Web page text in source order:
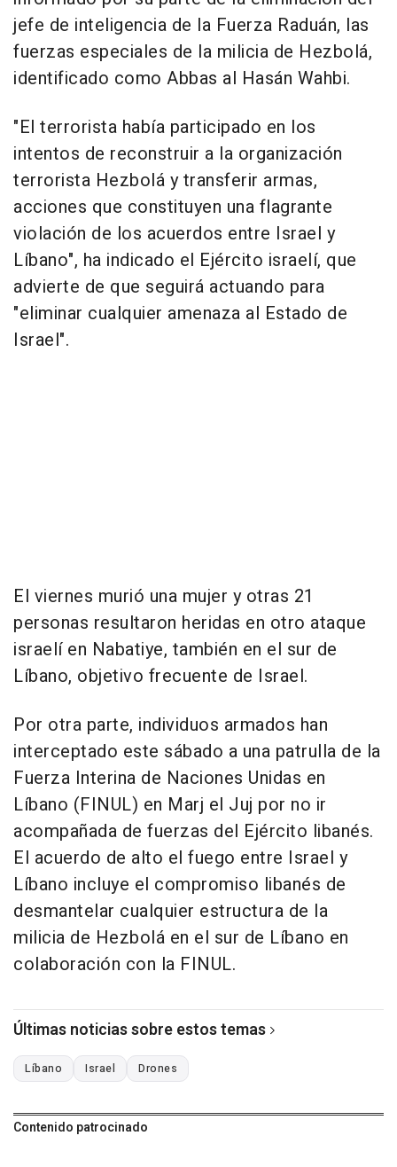
jefe de inteligencia de la Fuerza Raduán, las
fuerzas especiales de la milicia de Hezbolá,
identificado como Abbas al Hasán Wahbi.
"El terrorista había participado en los
intentos de reconstruir a la organización
terrorista Hezbolá y transferir armas,
acciones que constituyen una flagrante
violación de los acuerdos entre Israel y
Líbano", ha indicado el Ejército israelí, que
advierte de que seguirá actuando para
"eliminar cualquier amenaza al Estado de
Israel".
El viernes murió una mujer y otras 21
personas resultaron heridas en otro ataque
israelí en Nabatiye, también en el sur de
Líbano, objetivo frecuente de Israel.
Por otra parte, individuos armados han
interceptado este sábado a una patrulla de la
Fuerza Interina de Naciones Unidas en
Líbano (FINUL) en Marj el Juj por no ir
acompañada de fuerzas del Ejército libanés.
El acuerdo de alto el fuego entre Israel y
Líbano incluye el compromiso libanés de
desmantelar cualquier estructura de la
milicia de Hezbolá en el sur de Líbano en
colaboración con la FINUL.
Últimas noticias sobre estos temas
Líbano Israel Drones
Contenido patrocinado